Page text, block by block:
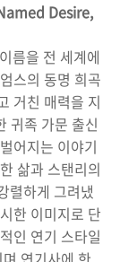
Desire,
름을 전 세계에
스의 동명 희곡
거친 매력을 지
귀족 가문 출신
어지는 이야기
삶과 스탠리의
렬하게 그려냈
한 이미지로 단
인 연기 스타일